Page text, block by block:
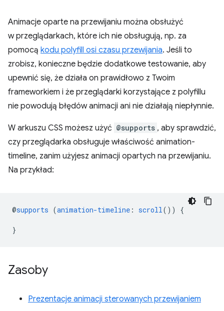
Animacje oparte na przewijaniu można obsłużyć
w przeglądarkach, które ich nie obsługują, np. za
pomocą kodu polyfill osi czasu przewijania. Jeśli to
zrobisz, konieczne będzie dodatkowe testowanie, aby
upewnić się, że działa on prawidłowo z Twoim
frameworkiem i że przeglądarki korzystające z polyfillu
nie powodują błędów animacji ani nie działają niepłynnie.
W arkuszu CSS możesz użyć @supports , aby sprawdzić,
czy przeglądarka obsługuje właściwość animation-
timeline, zanim użyjesz animacji opartych na przewijaniu.
Na przykład:
@supports (animation-timeline : scroll ()) {
}
Zasoby
Prezentacje animacji sterowanych przewijaniem